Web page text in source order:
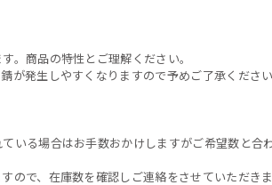
。商品の特性とご理解ください。
が発生しやすくなりますので予めご了承ください
いる場合はお手数おかけしますがご希望数と合
ので、在庫数を確認しご連絡をさせていただきま